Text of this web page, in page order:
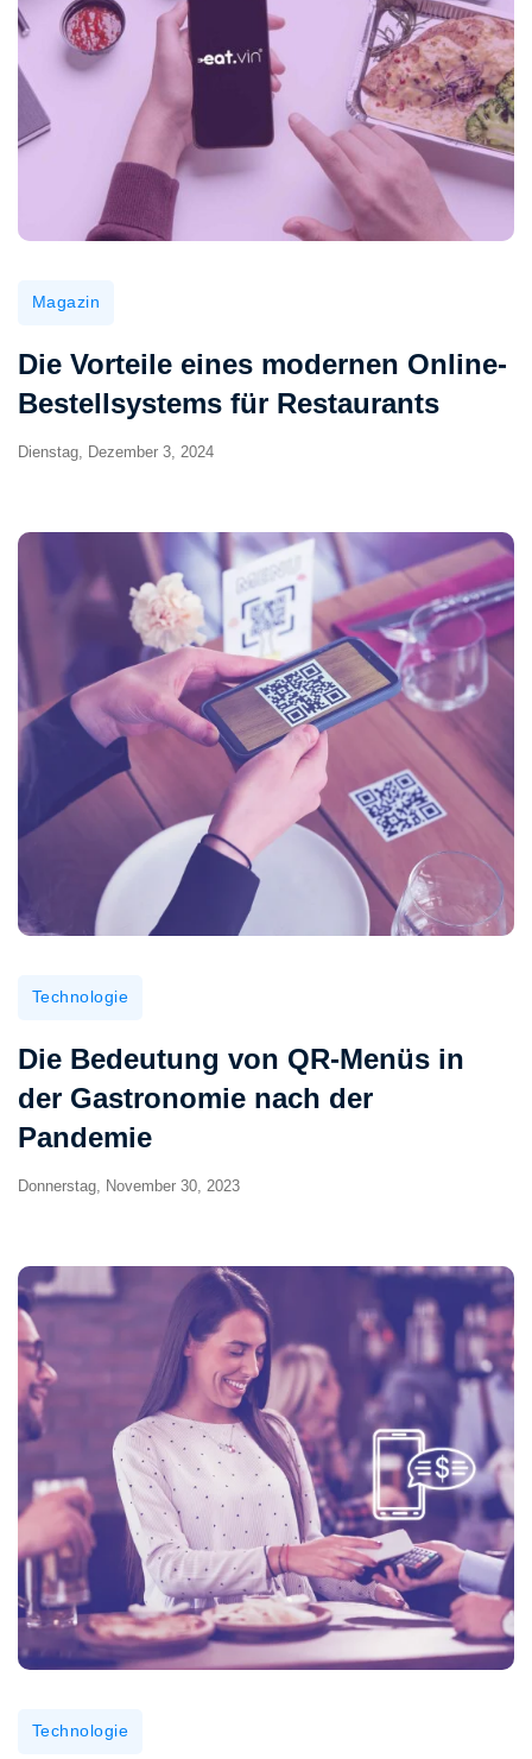
Magazin
Die Vorteile eines modernen Online-
Bestellsystems für Restaurants
Dienstag, Dezember 3, 2024
Technologie
Die Bedeutung von QR-Menüs in
der Gastronomie nach der
Pandemie
Donnerstag, November 30, 2023
Technologie